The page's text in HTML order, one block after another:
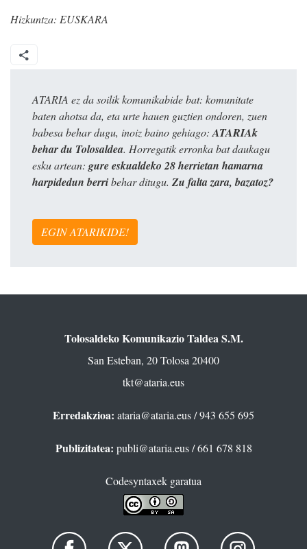
Hizkuntza: EUSKARA
ATARIA ez da soilik komunikabide bat: komunitate
baten ahotsa da, eta urte hauen guztien ondoren, zuen
babesa behar dugu, inoiz baino gehiago: ATARIAk
behar du Tolosaldea. Horregatik erronka bat daukagu
esku artean: gure eskualdeko 28 herrietan hamarna
harpidedun berribehar ditugu. Zu falta zara, bazatoz?
EGIN ATARIKIDE!
Tolosaldeko Komunikazio Taldea S.M.
San Esteban, 20 Tolosa 20400
tkt@ataria.eus
Erredakzioa: ataria@ataria.eus/ 943 655 695
Publizitatea: publi@ataria.eus/ 661 678 818
Codesyntaxek garatua